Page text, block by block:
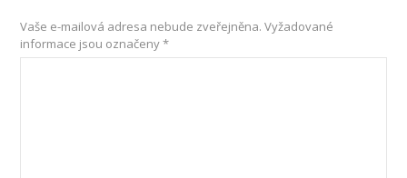
Vaše e-mailová adresa nebude zveřejněna. Vyžadované
informace jsou označeny*